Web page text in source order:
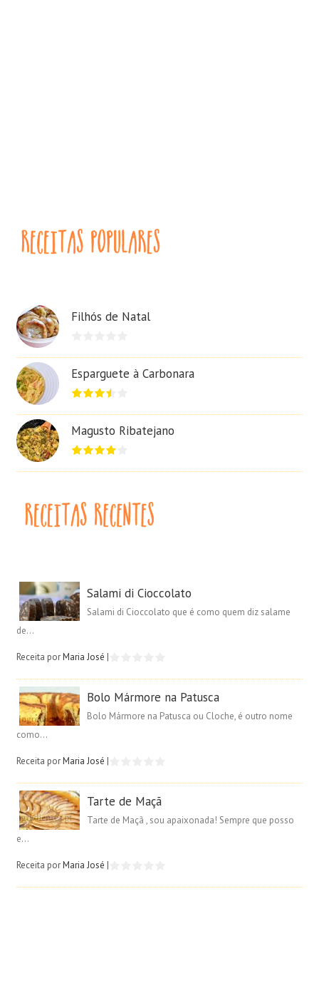
Filhós de Natal
Esparguete à Carbonara
Magusto Ribatejano
Salami di Cioccolato
Salami di Cioccolato que é como quem diz salame
de...
Receita porMaria José |
Bolo Mármore na Patusca
Bolo Mármore na Patusca ou Cloche, é outro nome
como...
Receita porMaria José |
Tarte de Maçã
Tarte de Maçã , sou apaixonada! Sempre que posso
e...
Receita porMaria José |